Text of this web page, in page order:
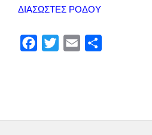
ΔΙΑΣΩΣΤΕΣ ΡΟΔΟΥ